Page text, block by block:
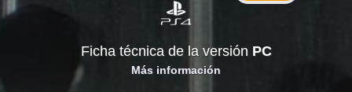
Ficha técnica de la versión PC
Más información